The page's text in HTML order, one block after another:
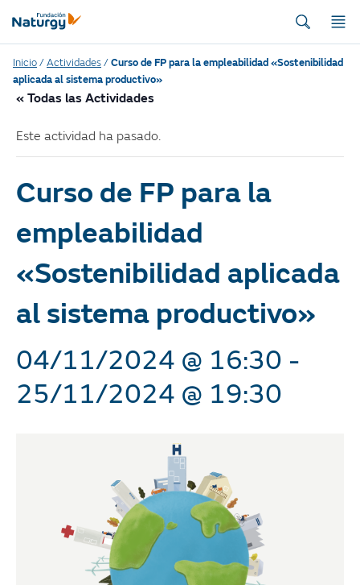
Inicio/Actividades/Curso de FP para la empleabilidad «Sostenibilidad
aplicada al sistema productivo»
« Todas las Actividades
Este actividad ha pasado.
Curso de FP para la
empleabilidad
«Sostenibilidad aplicada
al sistema productivo»
04/11/2024 @ 16:30 -
25/11/2024 @ 19:30